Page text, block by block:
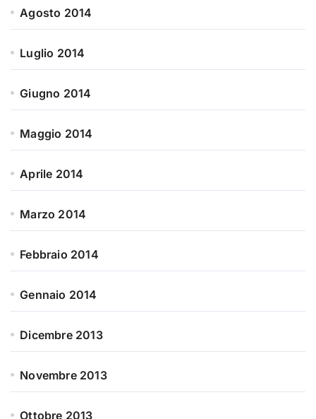
Agosto 2014
Luglio 2014
Giugno 2014
Maggio 2014
Aprile 2014
Marzo 2014
Febbraio 2014
Gennaio 2014
Dicembre 2013
Novembre 2013
Ottobre 2013